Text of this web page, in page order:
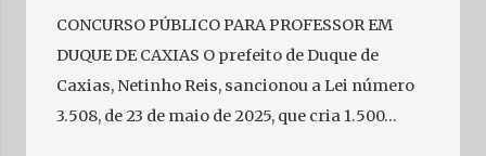
CONCURSO PÚBLICO PARA PROFESSOR EM
DUQUE DE CAXIAS O prefeito de Duque de
Caxias, Netinho Reis, sancionou a Lei número
3.508, de 23 de maio de 2025, que cria 1.500…